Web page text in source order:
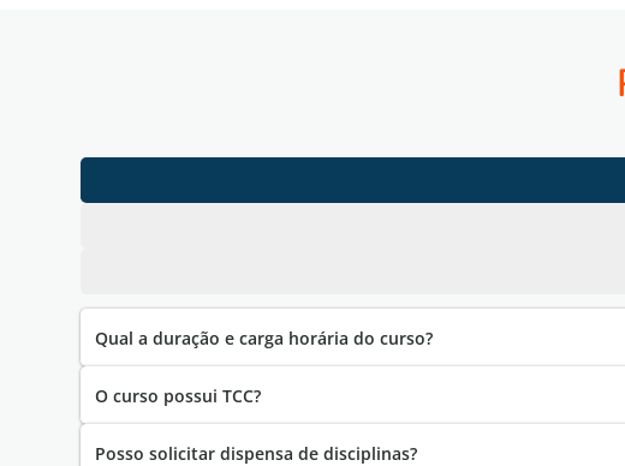
Qual a duração e carga horária do curso?
O curso possui TCC?
Posso solicitar dispensa de disciplinas?